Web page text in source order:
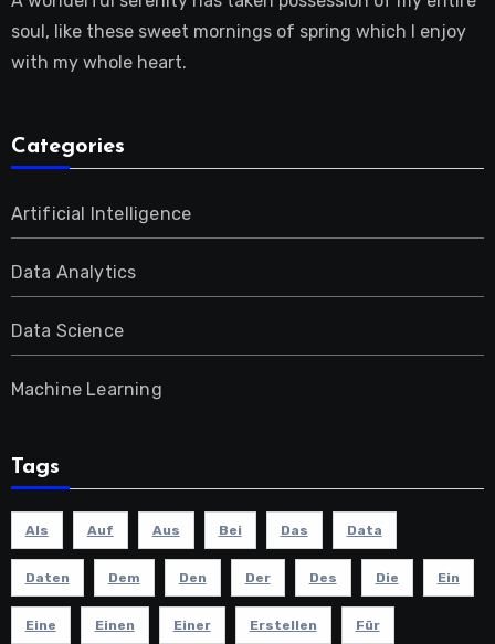
soul, like these sweet mornings of spring which I enjoy
with my whole heart.
Categories
Artificial Intelligence
Data Analytics
Data Science
Machine Learning
Tags
Als Auf Aus Bei Das Data
Daten Dem Den Der Des Die Ein
Eine Einen Einer Erstellen Für